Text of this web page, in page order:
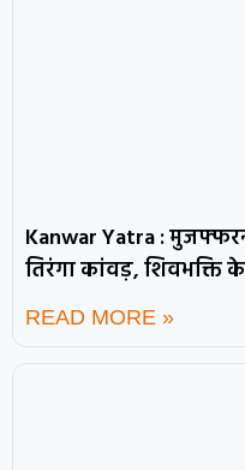
Kanwar Yatra :
तिरंगा कांवड़, शिवभक्ति
READ MORE »